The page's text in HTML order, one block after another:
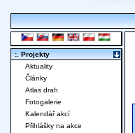
:. Projekty
Aktuality
Články
Atlas drah
Fotogalerie
Kalendář akcí
Přihlášky na akce